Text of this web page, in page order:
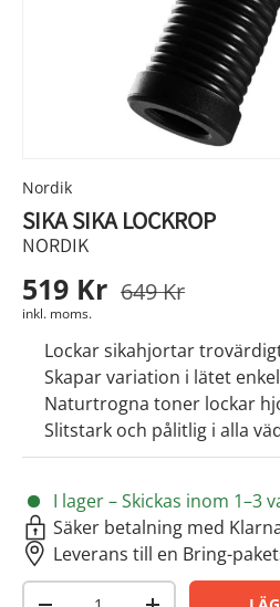
Nordik
SIKA SIKA LOCKROP
NORDIK
519 Kr 649 Kr
inkl. moms.
Lockar sikahjortar
Skapar variation i lätet
Naturtrogna toner lockar
Slitstark och pålitlig i alla
I lager – Skickas inom 1–3
Säker betalning med
Leverans till en Bring-